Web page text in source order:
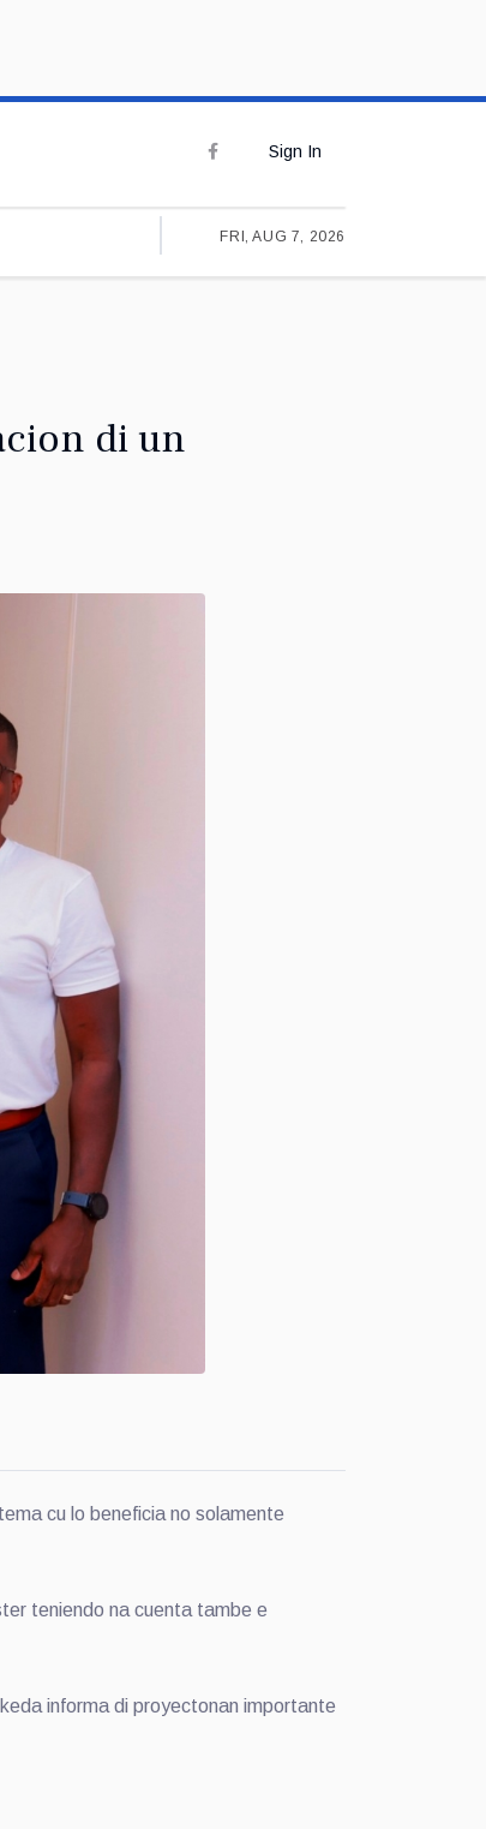
Sign In
FRI, AUG 7, 2026
di un
cu lo beneficia no solamente
teniendo na cuenta tambe e
informa di proyectonan importante